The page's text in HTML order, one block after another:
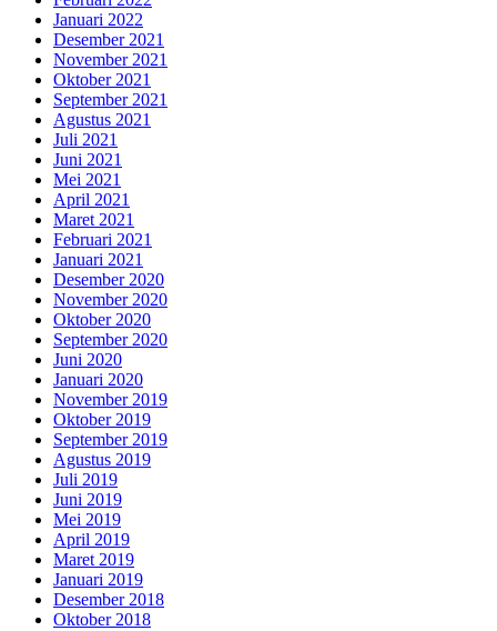
Januari 2022
Desember 2021
November 2021
Oktober 2021
September 2021
Agustus 2021
Juli 2021
Juni 2021
Mei 2021
April 2021
Maret 2021
Februari 2021
Januari 2021
Desember 2020
November 2020
Oktober 2020
September 2020
Juni 2020
Januari 2020
November 2019
Oktober 2019
September 2019
Agustus 2019
Juli 2019
Juni 2019
Mei 2019
April 2019
Maret 2019
Januari 2019
Desember 2018
Oktober 2018